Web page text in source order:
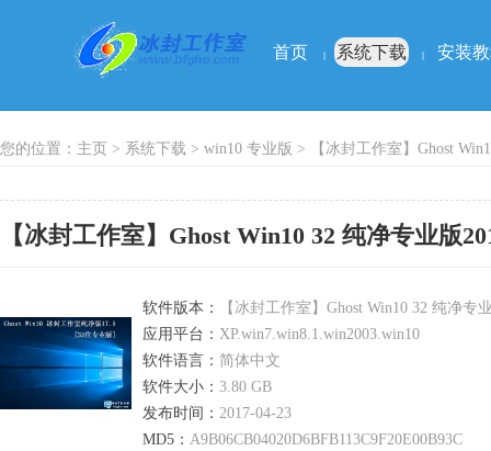
首页 系统下载 安装
您的位置： 主页 > 系统下载 > win10 专业版 > 【冰封工作室】Ghost
【冰封工作室】Ghost Win10 32 纯净专业版
软件版本：
【冰封工作室】Ghost Win10 32 纯净专
应用平台： XP.win7.win8.1.win2003.win10
软件语言： 简体中文
软件大小： 3.80 GB
发布时间： 2017-04-23
MD5： A9B06CB04020D6BFB113C9F20E00B93C